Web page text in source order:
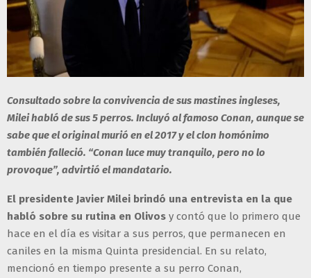
Consultado sobre la convivencia de sus mastines ingleses,
Milei habló de sus 5 perros. Incluyó al famoso Conan, aunque se
sabe que el original murió en el 2017 y el clon homónimo
también falleció. “Conan luce muy tranquilo, pero no lo
provoque”, advirtió el mandatario.
El presidente Javier Milei brindó una entrevista en la que
habló sobre su rutina en Olivos y contó que lo primero que
hace en el día es visitar a sus perros, que permanecen en
caniles en la misma Quinta presidencial. En su relato,
mencionó en tiempo presente a su perro Conan,